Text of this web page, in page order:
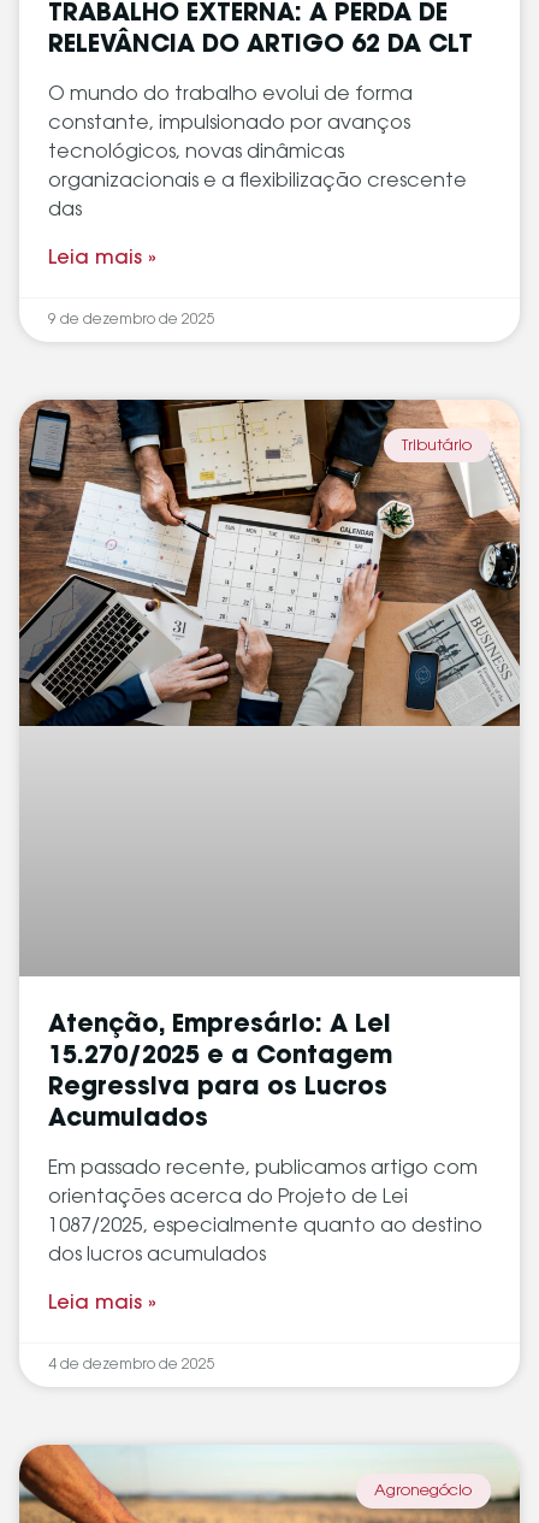
TRABALHO EXTERNA: A PERDA DE
RELEVÂNCIA DO ARTIGO 62 DA CLT
O mundo do trabalho evolui de forma
constante, impulsionado por avanços
tecnológicos, novas dinâmicas
organizacionais e a flexibilização crescente
das
Leia mais »
9 de dezembro de 2025
Tributário
Atenção, Empresário: A Lei
15.270/2025 e a Contagem
Regressiva para os Lucros
Acumulados
Em passado recente, publicamos artigo com
orientações acerca do Projeto de Lei
1087/2025, especialmente quanto ao destino
dos lucros acumulados
Leia mais »
4 de dezembro de 2025
Agronegócio